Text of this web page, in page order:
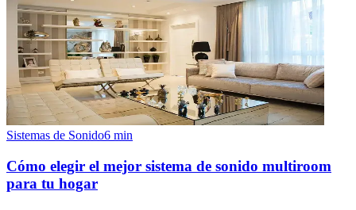
Sistemas de Sonido6 min
Cómo elegir el mejor sistema de sonido multiroom
para tu hogar